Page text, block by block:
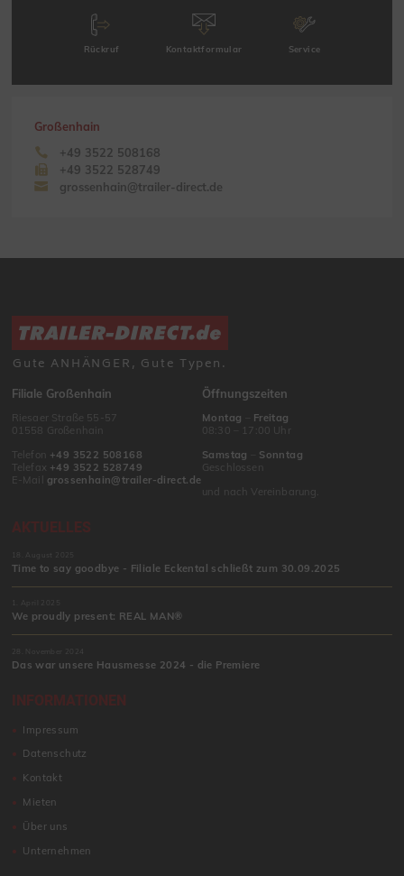
Rückruf Kontaktformular Service
Großenhain
+49 3522 508168
+49 3522 528749
grossenhain@trailer-direct.de
Gute ANHÄNGER, Gute Typen.
Filiale Großenhain
Riesaer Straße 55-57
01558 Großenhain
Telefon +49 3522 508168
Telefax +49 3522 528749
E-Mail grossenhain@trailer-direct.de
Öffnungszeiten
Montag
Freitag
08:30 – 17:00 Uhr
Samstag
Sonntag
Geschlossen
und nach Vereinbarung.
AKTUELLES
18. August 2025
Time to say goodbye - Filiale Eckental schließt zum 30.09.2025
1. April 2025
We proudly present: REAL MAN®
28. November 2024
Das war unsere Hausmesse 2024 - die Premiere
INFORMATIONEN
Impressum
Datenschutz
Kontakt
Mieten
Über uns
Unternehmen